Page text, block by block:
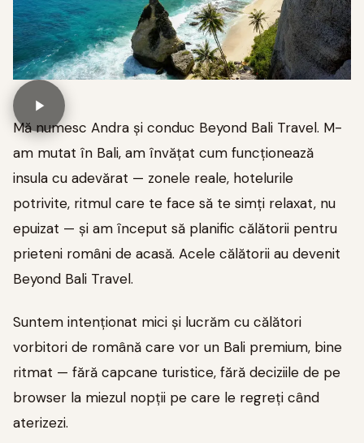
Mă numesc Andra și conduc Beyond Bali Travel. M-
am mutat în Bali, am învățat cum funcționează
insula cu adevărat — zonele reale, hotelurile
potrivite, ritmul care te face să te simți relaxat, nu
epuizat — și am început să planific călătorii pentru
prieteni români de acasă. Acele călătorii au devenit
Beyond Bali Travel.
Suntem intenționat mici și lucrăm cu călători
vorbitori de română care vor un Bali premium, bine
ritmat — fără capcane turistice, fără deciziile de pe
browser la miezul nopții pe care le regreți când
aterizezi.